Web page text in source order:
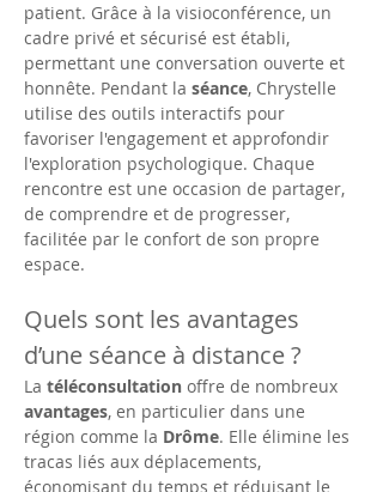
patient. Grâce à la visioconférence, un
cadre privé et sécurisé est établi,
permettant une conversation ouverte et
honnête. Pendant la séance, Chrystelle
utilise des outils interactifs pour
favoriser l'engagement et approfondir
l'exploration psychologique. Chaque
rencontre est une occasion de partager,
de comprendre et de progresser,
facilitée par le confort de son propre
espace.
Quels sont les avantages
d’une séance à distance ?
La téléconsultation offre de nombreux
avantages, en particulier dans une
région comme la Drôme. Elle élimine les
tracas liés aux déplacements,
économisant du temps et réduisant le